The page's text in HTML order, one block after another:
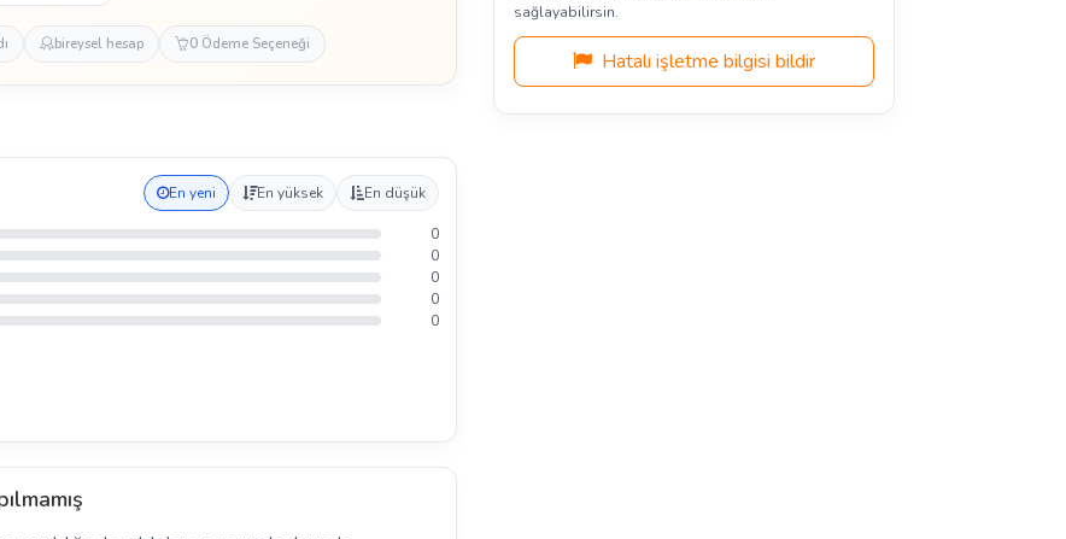
bireysel hesap 0 Ödeme Seçeneği
En yeni En yüksek En düşük
0
0
0
0
0
sağlayabilirsin.
Hatalı işletme bilgisi bildir